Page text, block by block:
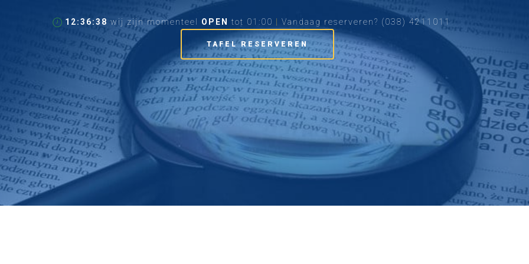
12:36:40 wij zijn momenteel OPEN tot 01:00 Vandaag reserveren? (038) 4211011
TAFEL RESERVEREN